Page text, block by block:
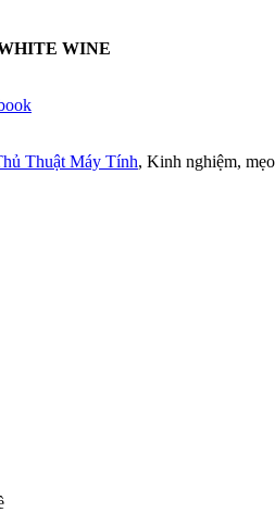
WINE
Thuật Máy Tính, Kinh nghiệm,